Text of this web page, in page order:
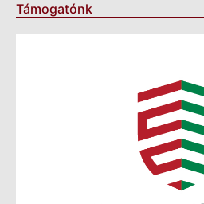
Támogatónk